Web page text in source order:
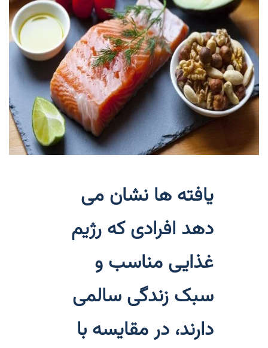
یافته ها نشان می
دهد افرادی که رژیم
غذایی مناسب و
سبک زندگی سالمی
دارند، در مقایسه با